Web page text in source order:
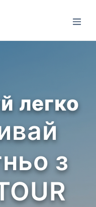
легко
з